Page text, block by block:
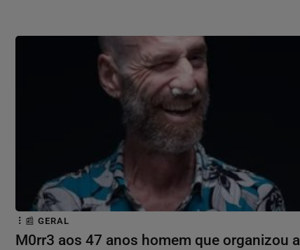
📰 GERAL
M0rr3 aos 47 anos homem que organizou a